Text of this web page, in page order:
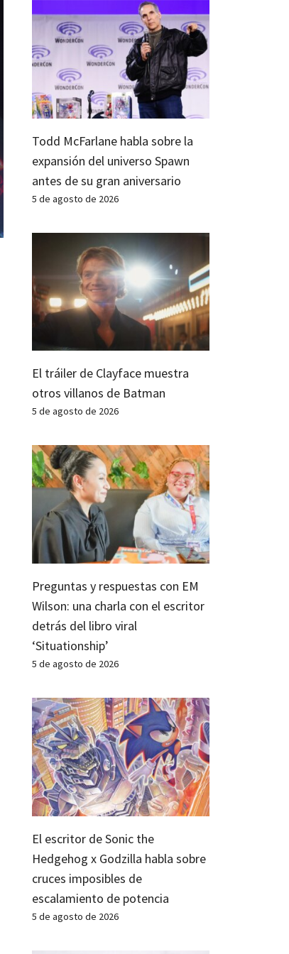
Todd McFarlane habla sobre la
expansión del universo Spawn
antes de su gran aniversario
5 de agosto de 2026
El tráiler de Clayface muestra
otros villanos de Batman
5 de agosto de 2026
Preguntas y respuestas con EM
Wilson: una charla con el escritor
detrás del libro viral
‘Situationship’
5 de agosto de 2026
El escritor de Sonic the
Hedgehog x Godzilla habla sobre
cruces imposibles de
escalamiento de potencia
5 de agosto de 2026